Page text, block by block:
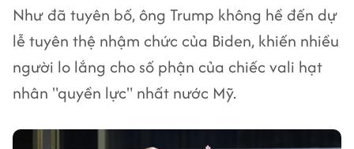
Như đã tuyên bố, ông Trump không hề đến dự
lễ tuyên thệ nhậm chức của Biden, khiến nhiều
người lo lắng cho số phận của chiếc vali hạt
nhân "quyền lực" nhất nước Mỹ.